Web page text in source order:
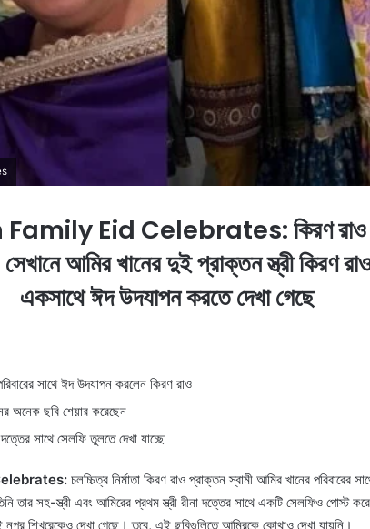
Eid Celebrates: কিরণ রাও
আমির খানের দুই প্রাক্তন স্ত্রী কিরণ
একসাথে ঈদ উদযাপন করতে দেখা গেছে
সাথে ঈদ উদযাপন করলেন কিরণ রাও
অনেক ছবি শেয়ার করেছেন
সাথে সেলফি তুলতে দেখা যাচ্ছে
চলচ্চিত্র নির্মাতা কিরণ রাও প্রাক্তন স্বামী আমির খানের পরিবারের
তার সহ-স্ত্রী এবং আমিরের প্রথম স্ত্রী রীনা দত্তের সাথে একটি সেলফিও পোস্ট
শিখরেকেও দেখা গেছে। তবে, এই ছবিগুলিতে আমিরকে কোথাও দেখা যায়নি।